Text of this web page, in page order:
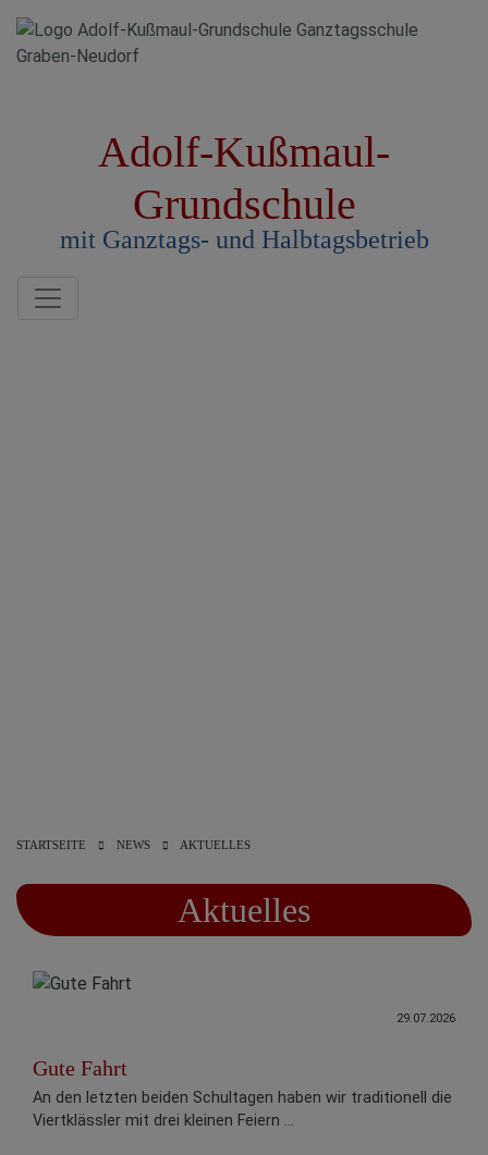
Adolf-Kußmaul-
Grundschule
mit Ganztags- und Halbtagsbetrieb
Toggle navigation
STARTSEITE NEWS AKTUELLES
Aktuelles
29.07.2026
Gute Fahrt
An den letzten beiden Schultagen haben wir traditionell die
Viertklässler mit drei kleinen Feiern ...